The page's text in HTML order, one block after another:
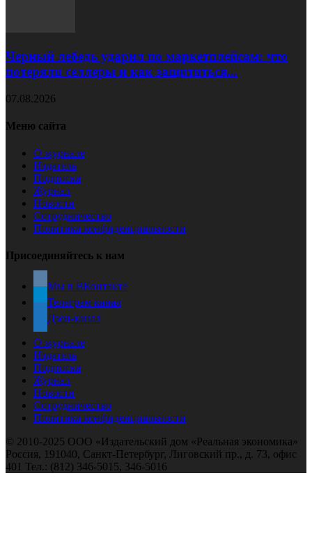
Черный лебедь ударил по маркетплейсам: что
потеряли селлеры и как защититься...
07.08.2026
Меню сайта
О журнале
Издатель
Подписка
Журнал
Новости
Сотрудничество
Политика конфиденциальности
Присоединяйтесь к нам
Мы в ВКонтакте
Телеграм канал
Дзен-канал
О журнале
Издатель
Подписка
Журнал
Новости
Сотрудничество
Политика конфиденциальности
© 2010-2025 ООО «Издательский дом «Реальная экономика»
Россия, 191040, Санкт-Петербург, Лиговский пр., д. 73, офис
401 Тел.: (812) 346-5015, 346-5016